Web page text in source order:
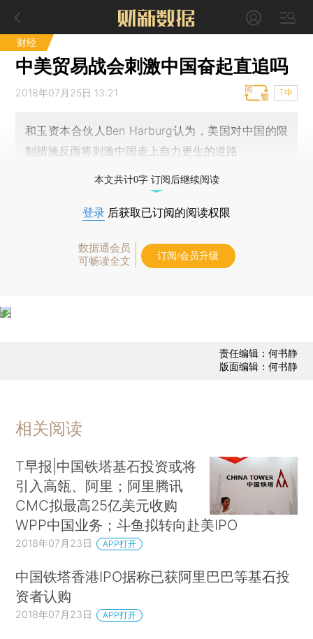
财经
中美贸易战会刺激中国奋起直追吗
2018年07月25日 13:21 T中
和玉资本合伙人Ben Harburg认为，美国对中国的限
制措施反而将刺激中国走上自力更生的道路
本文共计0字 订阅后继续阅读
登录 后获取已订阅的阅读权限
数据通会员
可畅读全文
订阅/会员升级
责任编辑：何书静
版面编辑：何书静
相关阅读
T早报|中国铁塔基石投资或将
引入高瓴、阿里；阿里腾讯
CMC拟最高25亿美元收购
WPP中国业务；斗鱼拟转向赴美IPO
2018年07月23日 APP打开
中国铁塔香港IPO据称已获阿里巴巴等基石投
资者认购
2018年07月23日 APP打开